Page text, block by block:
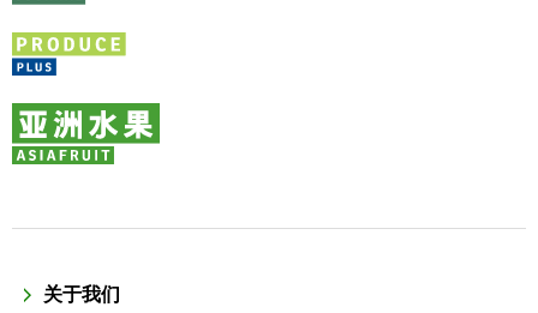
关于我们